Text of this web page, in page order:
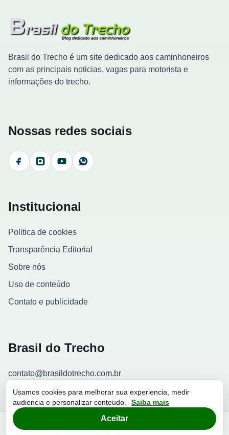
Brasil do Trecho é um site dedicado aos caminhoneiros
com as principais noticias, vagas para motorista e
informações do trecho.
Nossas redes sociais
FacebookInstagramYouTubeWhatsApp
Institucional
Politica de cookies
Transparência Editorial
Sobre nós
Uso de conteúdo
Contato e publicidade
Brasil do Trecho
contato@brasildotrecho.com.br
Contador de visitantes
© 2026 Brasil do Trecho. Todos os direitos reservados.
Brasil do Trecho Negocios Digitais LTDA - 39.538.998/0001-18
Usamos cookies para melhorar sua experiencia, medir
audiencia e personalizar conteudo.
Saiba mais
Aceitar